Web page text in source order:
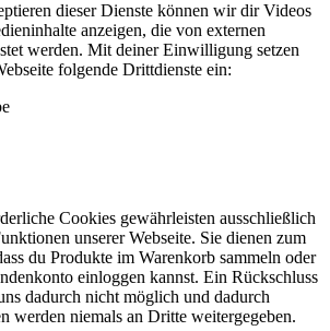
dieser Dienste können wir dir Videos
anzeigen, die von externen
werden. Mit deiner Einwilligung setzen
folgende Drittdienste ein:
Cookies gewährleisten ausschließlich
unserer Webseite. Sie dienen zum
du Produkte im Warenkorb sammeln oder
einloggen kannst. Ein Rückschluss
dadurch nicht möglich und dadurch
werden niemals an Dritte weitergegeben.